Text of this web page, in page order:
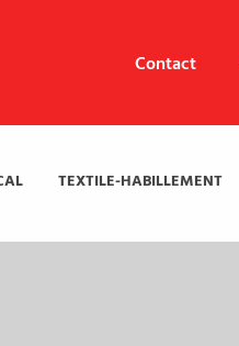
Contact
TEXTILE-HABILLEMENT